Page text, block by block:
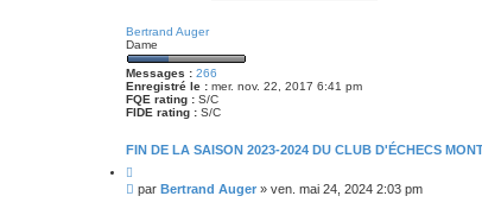
h
e
r
c
h
e
r
h
r
c
h
e
a
n
é
e
Bertrand Auger
Dame
Messages : 266
Enregistré le : mer. nov. 22, 2017 6:41 pm
FQE rating : S/C
FIDE rating : S/C
FIN DE LA SAISON 2023-2024 DU CLUB D'ÉCHECS
i
t
M
par Bertrand Auger » ven. mai 24, 2024 2:03 pm